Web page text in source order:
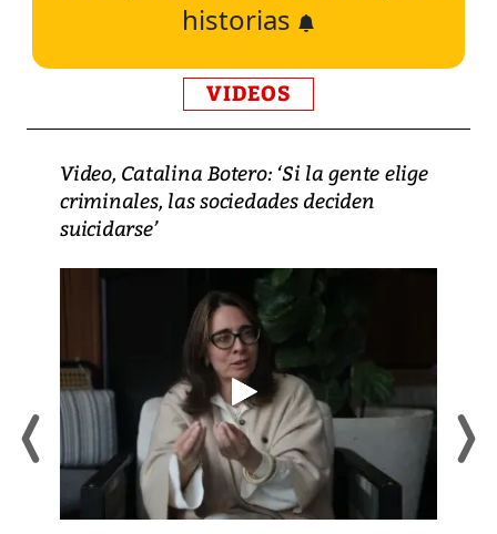
historias
VIDEOS
Video, Catalina Botero: ‘Si la gente elige
criminales, las sociedades deciden
suicidarse’